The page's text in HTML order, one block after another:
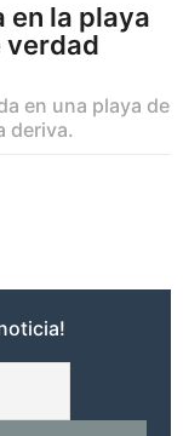
en la playa
verdad
en una playa de
deriva.